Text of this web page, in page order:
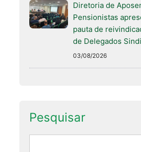
Diretoria de
Pensionistas
pauta de
de Delegados
03/08/2026
Pesquisar